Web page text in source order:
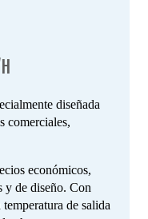
diseñada
comerciales,
económicos,
y de diseño. Con
de salida